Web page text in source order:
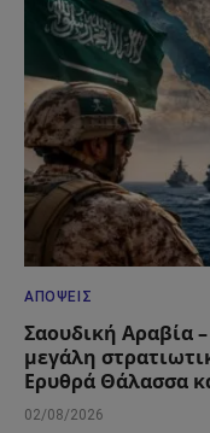
ΑΠΌΨΕΙΣ
Σαουδική Αραβία
μεγάλη
Ερυθρά Θάλασσα
02/08/2026